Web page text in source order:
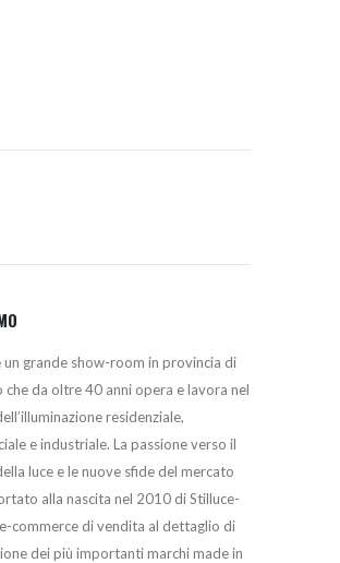
un grande show-room in provincia di
che da oltre 40 anni opera e lavora nel
residenziale,
e industriale. La passione verso il
luce e le nuove sfide del mercato
alla nascita nel 2010 di Stilluce-
commerce di vendita al dettaglio di
dei più importanti marchi made in